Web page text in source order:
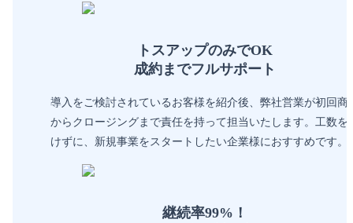
トスアップのみでOK
成約までフルサポート
導入をご検討されているお客様を紹介後、弊社営業が初回商
からクロージングまで責任を持って担当いたします。工数を
けずに、新規事業をスタートしたい企業様におすすめです。
継続率99%！